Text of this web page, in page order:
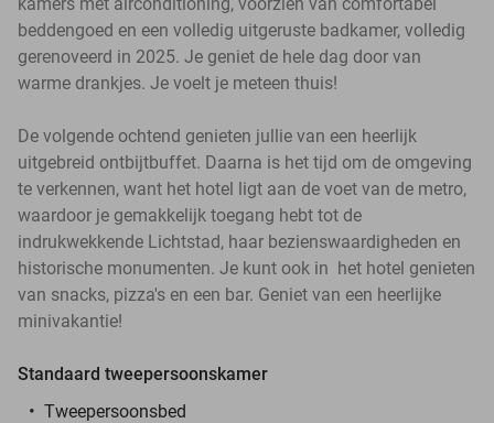
beddengoed en een volledig uitgeruste badkamer, volledig
gerenoveerd in 2025. Je geniet de hele dag door van
warme drankjes. Je voelt je meteen thuis!
De volgende ochtend genieten jullie van een heerlijk
uitgebreid ontbijtbuffet. Daarna is het tijd om de omgeving
te verkennen, want het hotel ligt aan de voet van de metro,
waardoor je gemakkelijk toegang hebt tot de
indrukwekkende Lichtstad, haar bezienswaardigheden en
historische monumenten. Je kunt ook in het hotel genieten
van snacks, pizza's en een bar. Geniet van een heerlijke
minivakantie!
Standaard tweepersoonskamer
Tweepersoonsbed